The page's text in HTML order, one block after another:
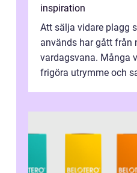
inspiration
Att sälja vidare plagg
används har gått från
vardagsvana. Många
frigöra utrymme och